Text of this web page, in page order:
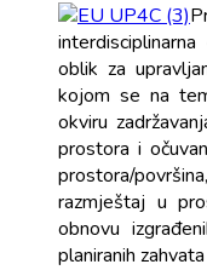
oblik za
kojom se na
okviru
prostora i
prostora/
razmještaj u
obnovu
planiranih